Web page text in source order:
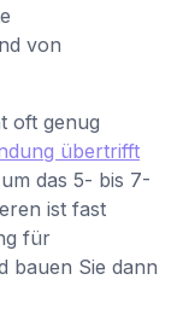
von
oft genug
übertrifft
das 5- bis 7-
ist fast
für
bauen Sie dann